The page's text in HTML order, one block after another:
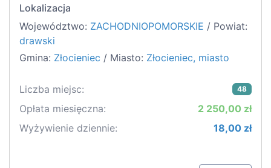
Lokalizacja
Województwo: ZACHODNIOPOMORSKIE / Powiat:
drawski
Gmina: Złocieniec / Miasto: Złocieniec, miasto
Liczba miejsc: 48
Opłata miesięczna:
2 250,00 zł
Wyżywienie dziennie:
18,00 zł